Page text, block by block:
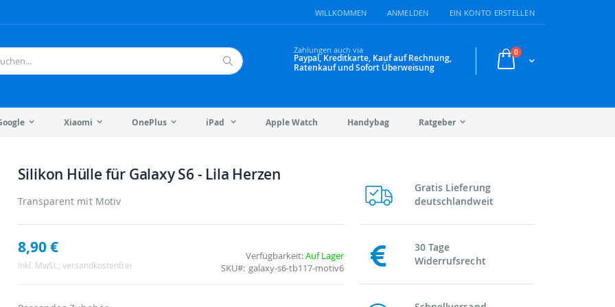
WILLKOMMEN ANMELDEN EIN KONTO ERSTELLEN
Warenkorb
0Artikel
Zahlungen auch via
Paypal, Kreditkarte, Kauf auf Rechnung,
Ratenkauf und Sofort Überweisung
Xiaomi OnePlus iPad Apple Watch Handybag Ratgeber
Silikon Hülle für Galaxy S6 - Lila Herzen
Transparent mit Motiv
8,90 €
Inkl. MwSt., versandkostenfrei
Verfügbarkeit:Auf Lager
SKU
galaxy-s6-tb117-motiv6
Gratis Lieferung
deutschlandweit
30 Tage
Widerrufsrecht